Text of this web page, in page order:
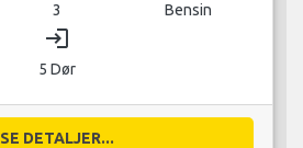
3 Bensin
login
5 Dør
SE DETALJER...